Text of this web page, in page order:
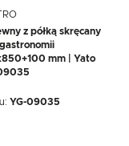
z półką skręcany
mm | Yato
YG-09035